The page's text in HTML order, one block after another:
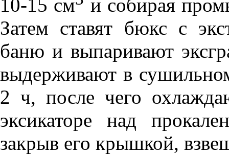
10-15 см
и собирая
Затем ставят бюкс с
баню и выпаривают
выдерживают в
2 ч, после чего
эксикаторе над
закрыв его крышкой,